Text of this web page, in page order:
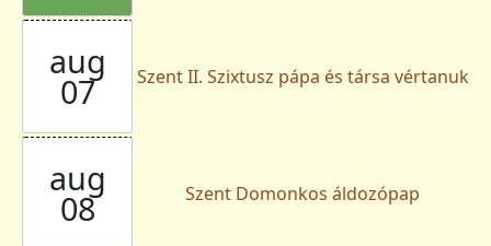
aug
07 Szent II. Szixtusz pápa és társa vértanuk
aug
08 Szent Domonkos áldozópap